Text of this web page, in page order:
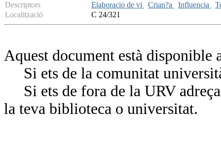
Descriptors
Elaboracio de vi Crian?a Influencia
Localització
C 24/321
Aquest document està
Si ets de la comunitat
Si ets de fora de la URV
la teva biblioteca o universitat.